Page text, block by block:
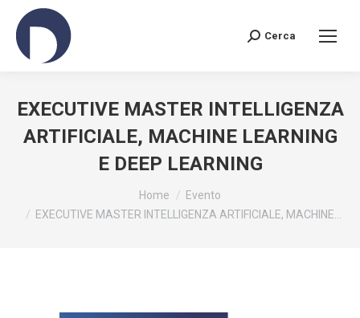
Search:
Cerca
EXECUTIVE MASTER INTELLIGENZA
ARTIFICIALE, MACHINE LEARNING
E DEEP LEARNING
Home
Evento
EXECUTIVE MASTER INTELLIGENZA ARTIFICIALE, MACHINE…